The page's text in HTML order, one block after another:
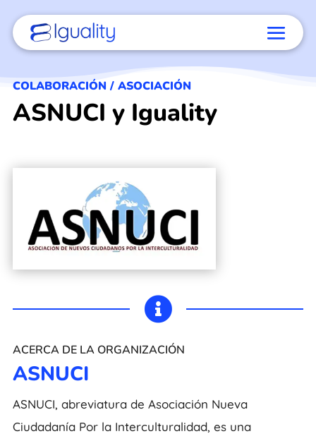
COLABORACIÓN / ASOCIACIÓN
ASNUCI y Iguality

ACERCA DE LA ORGANIZACIÓN
ASNUCI
ASNUCI, abreviatura de Asociación Nueva
Ciudadanía Por la Interculturalidad, es una